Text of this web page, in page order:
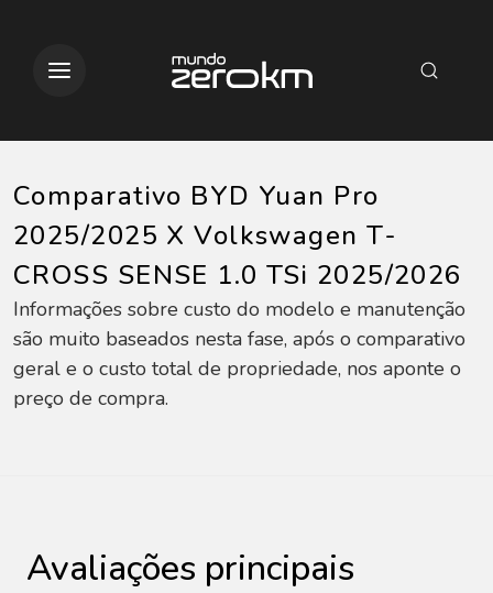
Comparativo BYD Yuan Pro
2025/2025 X Volkswagen T-
CROSS SENSE 1.0 TSi 2025/2026
Informações sobre custo do modelo e manutenção
são muito baseados nesta fase, após o comparativo
geral e o custo total de propriedade, nos aponte o
preço de compra.
Avaliações principais